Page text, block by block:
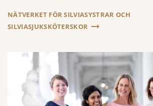
NÄTVERKET FÖR SILVIASYSTRAR OCH
SILVIASJUKSKÖTERSKOR